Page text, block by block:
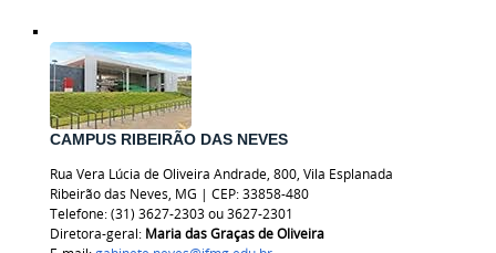
CAMPUS RIBEIRÃO DAS NEVES
Rua Vera Lúcia de Oliveira Andrade, 800, Vila Esplanada
Ribeirão das Neves, MG | CEP: 33858-480
Telefone: (31) 3627-2303 ou3627-2301
Diretora-geral: Maria das Graças de Oliveira